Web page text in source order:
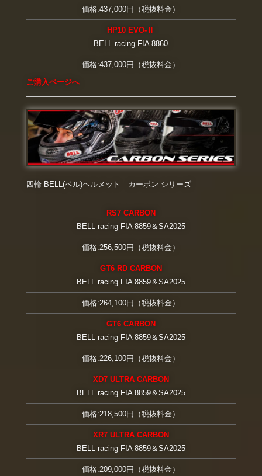
価格:437,000円（税抜料金）
HP10 EVO-Ⅱ
BELL racing FIA 8860
価格:437,000円（税抜料金）
ご購入ページへ
四輪 BELL(ベル)ヘルメット カーボン シリーズ
RS7 CARBON
BELL racing FIA 8859＆SA2025
価格:256,500円（税抜料金）
GT6 RD CARBON
BELL racing FIA 8859＆SA2025
価格:264,100円（税抜料金）
GT6 CARBON
BELL racing FIA 8859＆SA2025
価格:226,100円（税抜料金）
XD7 ULTRA CARBON
BELL racing FIA 8859＆SA2025
価格:218,500円（税抜料金）
XR7 ULTRA CARBON
BELL racing FIA 8859＆SA2025
価格:209,000円（税抜料金）